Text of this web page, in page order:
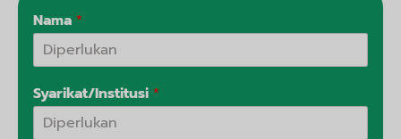
Nama *
Syarikat/Institusi *